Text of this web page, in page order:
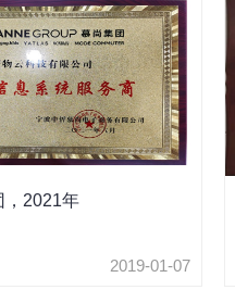
，2021年
2019-01-07